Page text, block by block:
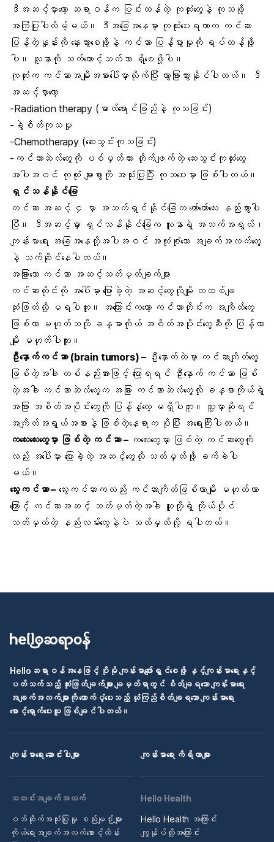
ဒီအဆင့်မှာတော့ ဆရာဝန်က ပြင်းထန်တဲ့ ကုထုံးတွေနဲ့ ကုသဖို့
အကြံပြုပါလိမ့်မယ်။ ဒီအခြေအနေမှာ ကုထုံးပေးရတာက ကင်ဆာ
ပြန့်တဲ့နှုန်းကို နှေးသွားစေဖို့နဲ့ ကင်ဆာ ပြန့်ပွားမှုကို ရပ်တန့်ဖို့
ပါ။ လူနာကို သက်တောင့်သက်သာ ရှိစေဖို့ပါ။
ကုထုံးက ကင်ဆာအမျိုးအစားပေါ်မှာလိုက်ပြီး ကွာခြားသွားနိုင်ပါတယ်။ ဒီ
အဆင့်မှာတော့
-Radiation therapy (ဓာတ်ရောင်ခြည်နဲ့ ကုသခြင်း)
-ခွဲစိတ်ကုသမှု
-Chemotherapy (ဆေးသွင်းကုသခြင်း)
-ကင်ဆာဆဲလ်တွေကို ပစ်မှတ်ထား တိုက်ဖျက်တဲ့ ဆေးသွင်းကုထုံးတွေ
အပါအဝင် ကုထုံး များစွာကို အသုံးပြုပြီး ကုသပေးမှာ ဖြစ်ပါတယ်။
ရှင်သန်နိုင်ခြေ
ကင်ဆာ အဆင့် ၄ မှာ အသက်ရှင်နိုင်ခြေက တော်တော်လေး နည်းသွားပါ
ပြီ။ ဒီအဆင့်မှာ ရှင်သန်နိုင်ခြေက လူနာရဲ့ အသက်အရွယ်၊
ကျန်းမာရေး အခြေအနေတို့အပါအဝင် အလုံးစုံသော အချက်အလက်တွေ
နဲ့ သက်ဆိုင်နေပါတယ်။
အခြားသော ကင်ဆာ အဆင့်သတ်မှတ်ချက်များ
ကင်ဆာတိုင်းကို အပေါ်မှာ ပြောခဲ့တဲ့ အဆင့်တွေလိုမျိုး တထစ်ချ
ဆုံးဖြတ်လို့ မရပါဘူး။ အကြောင်းကတော့ ကင်ဆာတိုင်းက အကျိတ်တွေ
ဖြစ်တာ မဟုတ်သလို ခန္ဓာကိုယ် အစိတ်အပိုင်းတွေဆီကို ပြန့်တာ
မျိုး မဟုတ်ပါဘူး။
ဦးနှောက်ကင်ဆာ (brain tumors) – ဦးနှောက်ထဲမှာ ကင်ဆာကျိတ်တွေ
ဖြစ်တဲ့အခါ တစ်နည်းအားဖြင့် ပြောရရင် ဦးနှောက် ကင်ဆာ ဖြစ်
တဲ့အခါ ကင်ဆာဆဲလ်တွေက အခြား ကင်ဆာဆဲလ်တွေလို ခန္ဓာကိုယ်ရဲ့
အခြား အစိတ်အပိုင်းတွေကို ပြန့်နှံ့လေ့ မရှိပါဘူး။ သူ့မှာဆိုရင်
အကျိတ်အရွယ်အစားနဲ့ ဖြစ်တဲ့နေရာက ပိုပြီး အရေးကြီးပါတယ်။
ကလေးလေးတွေမှာ ဖြစ်တဲ့ ကင်ဆာ –ကလေးတွေမှာ ဖြစ်တဲ့ ကင်ဆာတွေကို
လည်း အပေါ်မှာ ပြောခဲ့တဲ့ အဆင့်တွေလို သတ်မှတ်ဖို့ ခက်ခဲပါ
မယ်။
သွေးကင်ဆာ – သွေးကင်ဆာကလည်း ကင်ဆာကျိတ်ဖြစ်တာမျိုး မဟုတ်တာ
ကြောင့် ကင်ဆာအဆင့် သတ်မှတ်တဲ့အခါ သူတို့ရဲ့ ကိုယ်ပိုင်
သတ်မှတ်တဲ့ နည်းလမ်းတွေနဲ့ပဲ သတ်မှတ်လို့ ရပါတယ်။
Helloဆရာဝန်အနေဖြင့် ပိုမို ကျန်းမာပျော်ရွှင်စေဖို့ နှင့်ကျန်းမာရေးနှင့်
ပတ်သက်သည့် ဆုံးဖြတ်ချက်များ ချမှတ်ရာတွင် စိတ်ချရသော ကျန်းမာရေး
အချက်အလက်များကို ထောက်ပံ့ပေးသည့် ယုံကြည်စိတ်ချရသော ကျန်းမာရေး
စောင့်ရှောက်ပေးသူ ဖြစ်ချင်ပါတယ်။
ကျန်းမာရေး ဆောင်းပါးများ ကျန်းမာရေး ကိရိယာများ
သတင်းအချက်အလက်
ဝဘ်ဆိုက်အသုံးပြုမှု စည်းမျဉ်းများ
ကိုယ်ရေးအချက်အလက်စောင့်ထိန်း
Hello Health
Hello Health အကြောင်း
ကျွန်ုပ်တို့အကြောင်း